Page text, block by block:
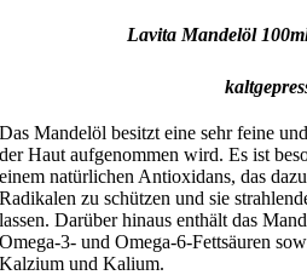
Lavita Mandelöl
Das Mandelöl besitzt eine sehr feine
der Haut aufgenommen wird. Es ist
einem natürlichen Antioxidans, das
Radikalen zu schützen und sie
lassen. Darüber hinaus enthält das
Omega-3- und Omega-6-Fettsäuren
Kalzium und Kalium.